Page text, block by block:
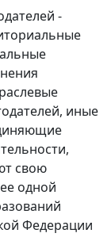
-
иные
свою
одной
Федерации